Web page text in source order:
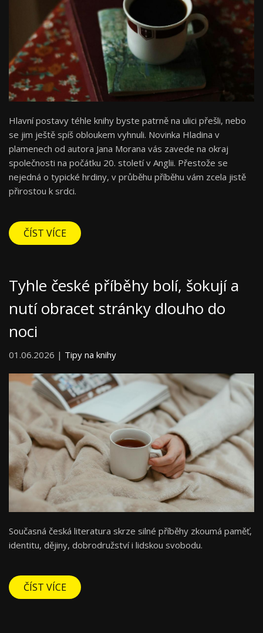
Hlavní postavy téhle knihy byste patrně na ulici přešli, nebo
se jim ještě spíš obloukem vyhnuli. Novinka Hladina v
plamenech od autora Jana Morana vás zavede na okraj
společnosti na počátku 20. století v Anglii. Přestože se
nejedná o typické hrdiny, v průběhu příběhu vám zcela jistě
přirostou k srdci.
ČÍST VÍCE
Tyhle české příběhy bolí, šokují a
nutí obracet stránky dlouho do
noci
01.06.2026 | Tipy na knihy
Současná česká literatura skrze silné příběhy zkoumá paměť,
identitu, dějiny, dobrodružství i lidskou svobodu.
ČÍST VÍCE